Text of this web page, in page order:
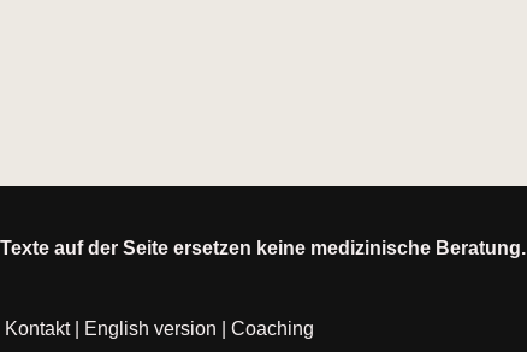
auf der Seite ersetzen keine medizinische Beratung.
Kontakt| English version Coaching